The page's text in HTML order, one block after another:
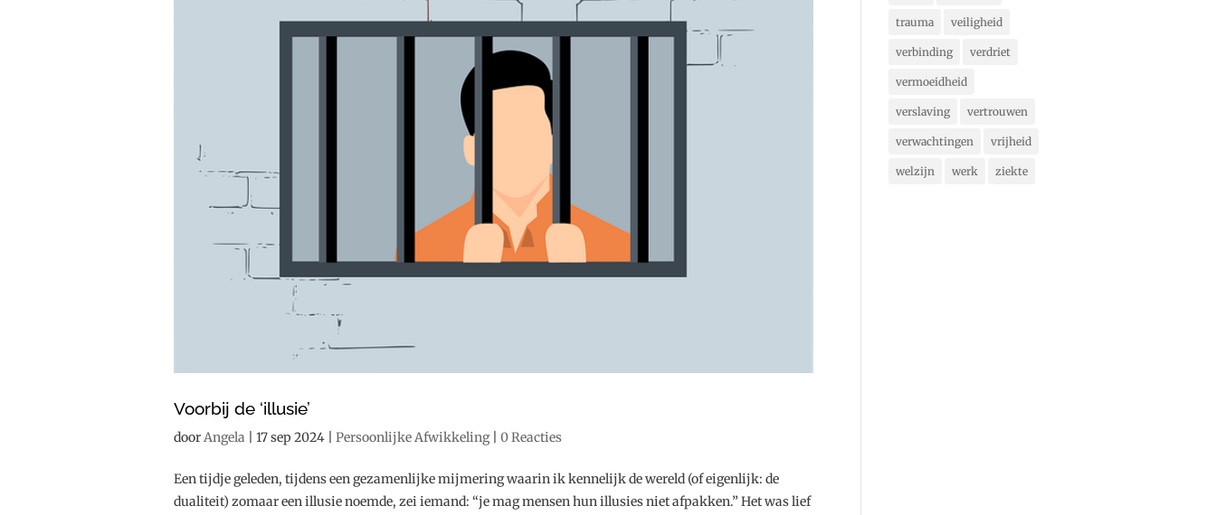
Voorbij de ‘illusie’
doorAngela 17 sep 2024 Persoonlijke Afwikkeling| 0 Reacties
Een tijdje geleden, tijdens een gezamenlijke mijmering waarin ik kennelijk de wereld (of eigenlijk: de
dualiteit) zomaar een illusie noemde, zei iemand: “je mag mensen hun illusies niet afpakken.” Het was lief
trauma veiligheid
verbinding verdriet
vermoeidheid
verslaving vertrouwen
verwachtingen vrijheid
welzijn werk ziekte